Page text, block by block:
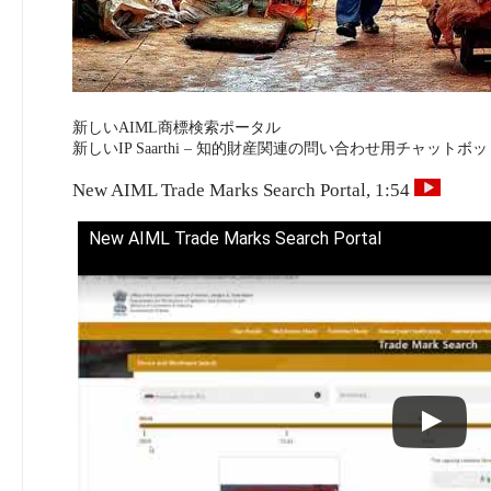
新しいAIML商標検索ポータル
新しいIP Saarthi – 知的財産関連の問い合わせ用チャットボッ
New AIML Trade Marks Search Portal, 1:54
New AIML Trade Marks Search Portal